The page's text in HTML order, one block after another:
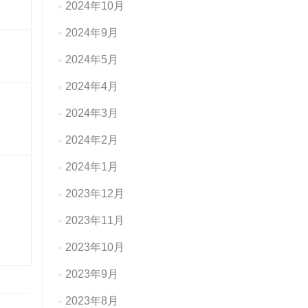
2024年10月
2024年9月
2024年5月
2024年4月
2024年3月
2024年2月
2024年1月
2023年12月
2023年11月
2023年10月
2023年9月
2023年8月